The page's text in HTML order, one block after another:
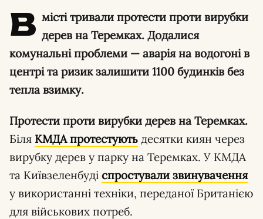
В місті тривали протести проти вирубки
дерев на Теремках. Додалися
комунальні проблеми — аварія на водогоні в
центрі та ризик залишити 1100 будинків без
тепла взимку.
Протести проти вирубки дерев на Теремках.
Біля КМДА протестують десятки киян через
вирубку дерев у парку на Теремках. У КМДА
та Київзеленбуді спростували звинувачення
у використанні техніки, переданої Британією
для військових потреб.